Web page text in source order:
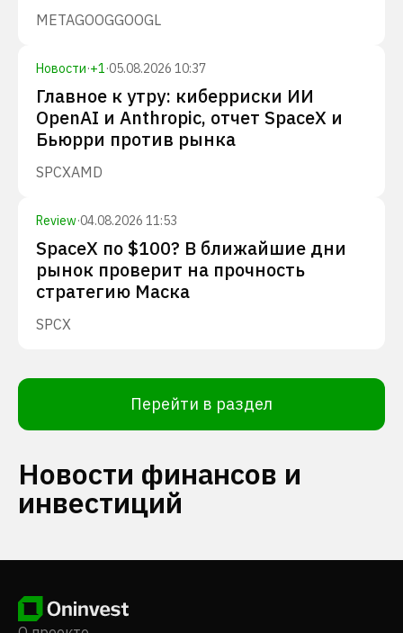
METAGOOGGOOGL
Новости·+1·05.08.2026 10:37
Главное к утру: киберриски ИИ
OpenAI и Anthropic, отчет SpaceX и
Бьюрри против рынка
SPCXAMD
Review·04.08.2026 11:53
SpaceX по $100? В ближайшие дни
рынок проверит на прочность
стратегию Маска
SPCX
Перейти в раздел
Новости финансов и
инвестиций